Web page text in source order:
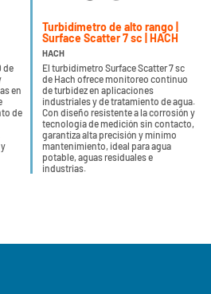
de
en
de
Turbidímetro de alto rango |
Surface Scatter 7 sc | HACH
HACH
El turbidímetro Surface Scatter 7 sc
de Hach ofrece monitoreo continuo
de turbidez en aplicaciones
industriales y de tratamiento de agua.
Con diseño resistente a la corrosión y
tecnología de medición sin contacto,
garantiza alta precisión y mínimo
mantenimiento, ideal para agua
potable, aguas residuales e
industrias.